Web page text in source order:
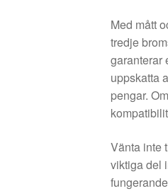
Med mått
tredje
garanterar
uppskatta
pengar.
Vänta inte
viktiga del